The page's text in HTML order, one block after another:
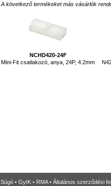
A következő termékeket más vásárlók
NCHD420-24F
Mini-Fit csatlakozó, anya, 24P, 4.2mm
Súgó • GyIK • RMA• Általános szerződési